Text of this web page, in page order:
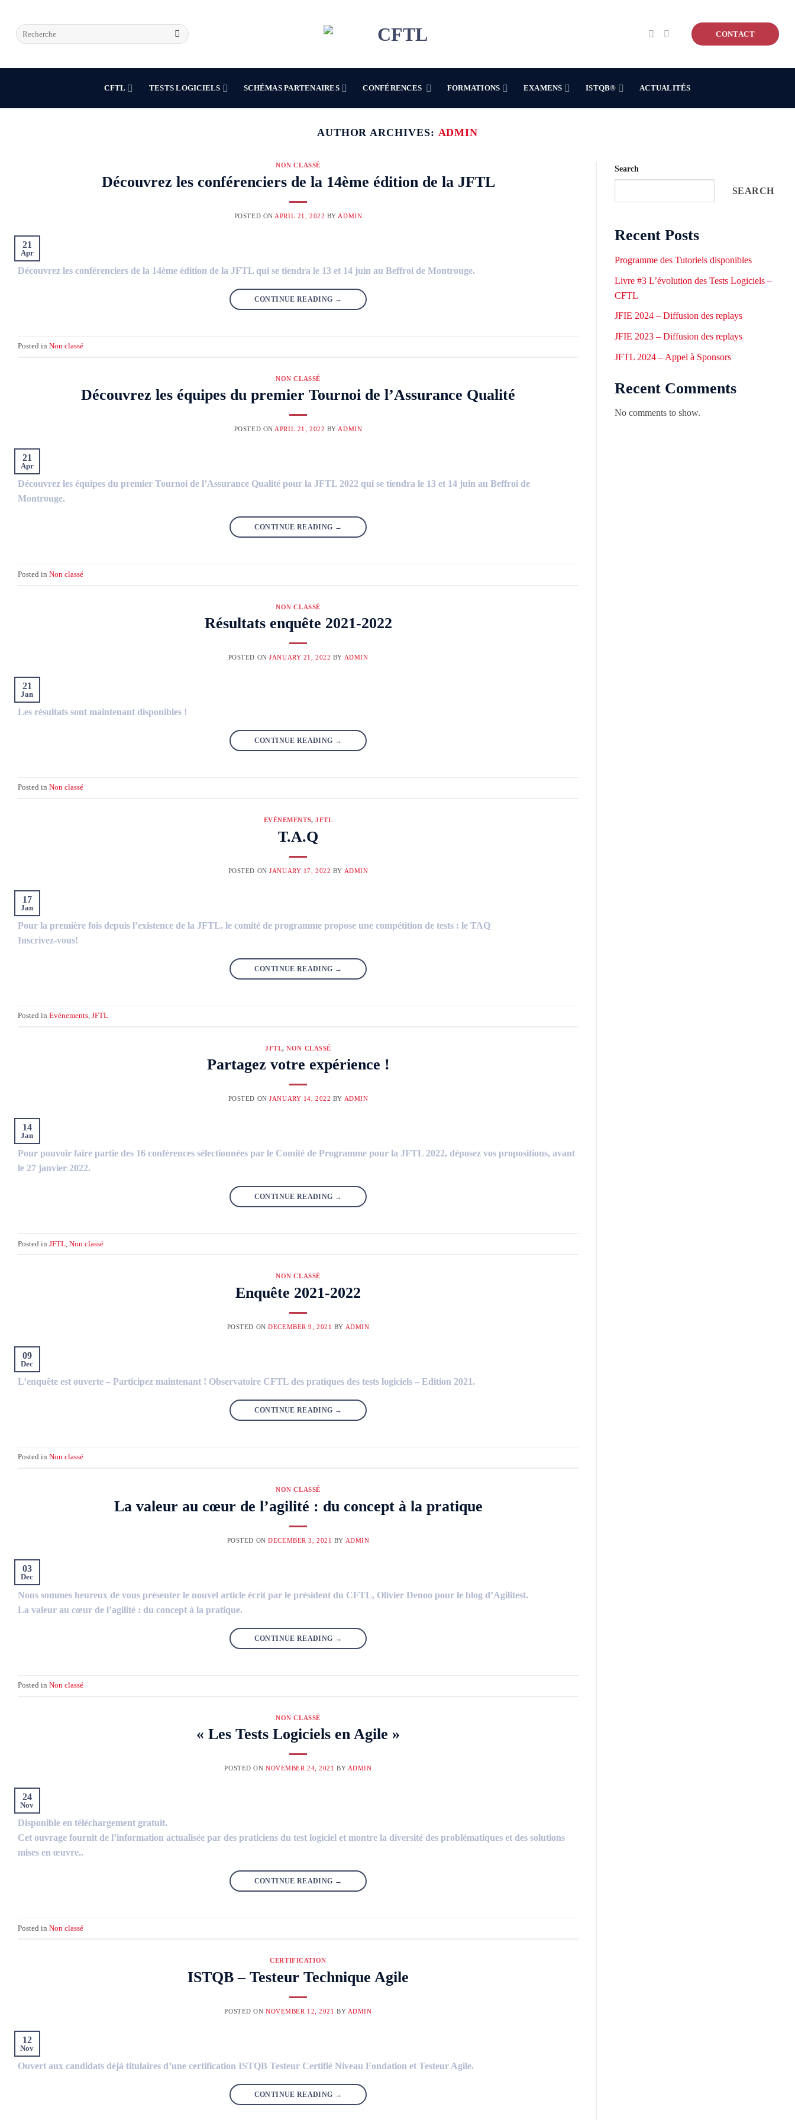
content
CONTACT
CFTL TESTS LOGICIELS SCHÉMAS PARTENAIRES CONFÉRENCES FORMATIONS EXAMENS ISTQB® ACTUALITÉS
AUTHOR ARCHIVES: ADMIN
NON CLASSÉ
Découvrez les conférenciers de la 14ème édition de la JFTL
POSTED ON APRIL 21, 2022 BY ADMIN
21
Apr
Découvrez les conférenciers de la 14ème édition de la JFTL qui se tiendra le 13 et 14 juin au Beffroi de Montrouge.
CONTINUE READING →
Posted in Non classé
NON CLASSÉ
Découvrez les équipes du premier Tournoi de l’Assurance Qualité
POSTED ONAPRIL 21, 2022 BYADMIN
21
Apr
Découvrez les équipes du premier Tournoi de l’Assurance Qualité pour la JFTL 2022 qui se tiendra le 13 et 14 juin au Beffroi de
Montrouge.
CONTINUE READING →
Posted in Non classé
NON CLASSÉ
Résultats enquête 2021-2022
POSTED ONJANUARY 21, 2022 BY ADMIN
21
Jan
Les résultats sont maintenant disponibles !
CONTINUE READING →
Posted in Non classé
EVÉNEMENTS,JFTL
T.A.Q
POSTED ONJANUARY 17, 2022 BY ADMIN
17
Jan
Pour la première fois depuis l’existence de la JFTL, le comité de programme propose une compétition de tests : le TAQ
Inscrivez-vous!
CONTINUE READING →
Posted in Evénements, JFTL
JFTL,NON CLASSÉ
Partagez votre expérience !
POSTED ONJANUARY 14, 2022 BY ADMIN
14
Jan
Pour pouvoir faire partie des 16 conférences sélectionnées par le Comité de Programme pour la JFTL 2022, déposez vos propositions, avant
le 27 janvier 2022.
CONTINUE READING →
Posted in JFTL Non classé
NON CLASSÉ
Enquête 2021-2022
POSTED ONDECEMBER 9, 2021 BY ADMIN
09
Dec
L’enquête est ouverte – Participez maintenant ! Observatoire CFTL des pratiques des tests logiciels – Edition 2021.
CONTINUE READING →
Posted in Non classé
NON CLASSÉ
La valeur au cœur de l’agilité : du concept à la pratique
POSTED ONDECEMBER 3, 2021 BY ADMIN
03
Dec
Nous sommes heureux de vous présenter le nouvel article écrit par le président du CFTL, Olivier Denoo pour le blog d’Agilitest.
La valeur au cœur de l’agilité : du concept à la pratique.
CONTINUE READING →
Posted in Non classé
NON CLASSÉ
« Les Tests Logiciels en Agile »
POSTED ON NOVEMBER 24, 2021 BY ADMIN
24
Nov
Disponible en téléchargement gratuit.
Cet ouvrage fournit de l’information actualisée par des praticiens du test logiciel et montre la diversité des problématiques et des solutions
mises en œuvre..
CONTINUE READING →
Posted in Non classé
CERTIFICATION
ISTQB – Testeur Technique Agile
POSTED ON NOVEMBER 12, 2021 BY ADMIN
12
Nov
Ouvert aux candidats déjà titulaires d’une certification ISTQB Testeur Certifié Niveau Fondation et Testeur Agile.
CONTINUE READING →
Search
SEARCH
Recent Posts
Programme des Tutoriels disponibles
Livre #3 L’évolution des Tests Logiciels –
CFTL
JFIE 2024 – Diffusion des replays
JFIE 2023 – Diffusion des replays
JFTL 2024 – Appel à Sponsors
Recent Comments
No comments to show.